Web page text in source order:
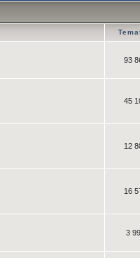
93
45
12
16
3